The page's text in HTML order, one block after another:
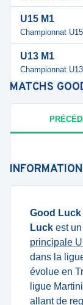
U15 M1
Championnat
U13 M1
Championnat
MATCHS
Good Luck
Luck est
principale
dans la
évolue en
ligue
allant de